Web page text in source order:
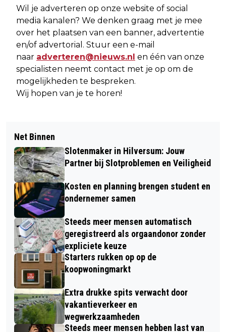
Wil je adverteren op onze website of social
media kanalen? We denken graag met je mee
over het plaatsen van een banner, advertentie
en/of advertorial. Stuur een e-mail
naar adverteren@nieuws.nl en één van onze
specialisten neemt contact met je op om de
mogelijkheden te bespreken.
Wij hopen van je te horen!
Net Binnen
Slotenmaker in Hilversum: Jouw
Partner bij Slotproblemen en Veiligheid
Kosten en planning brengen student en
ondernemer samen
Steeds meer mensen automatisch
geregistreerd als orgaandonor zonder
expliciete keuze
Starters rukken op op de
koopwoningmarkt
Extra drukke spits verwacht door
vakantieverkeer en
wegwerkzaamheden
Steeds meer mensen hebben last van